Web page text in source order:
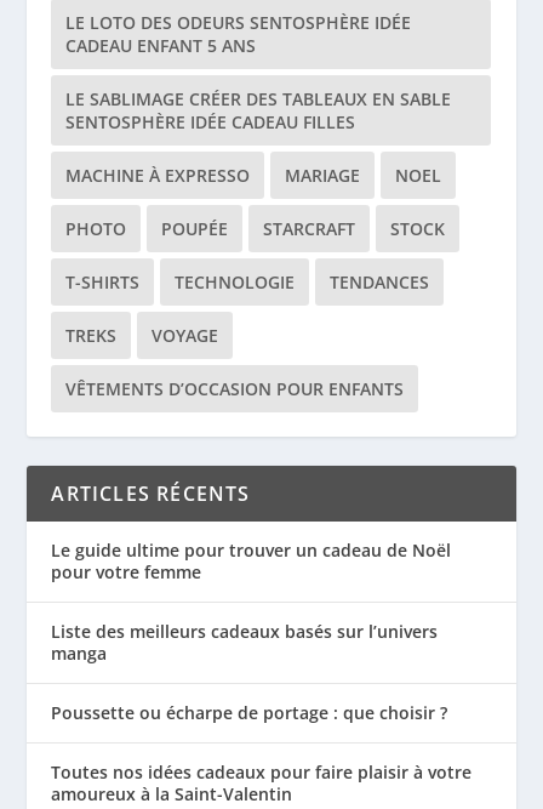
LE LOTO DES ODEURS SENTOSPHÈRE IDÉE
CADEAU ENFANT 5 ANS
LE SABLIMAGE CRÉER DES TABLEAUX EN SABLE
SENTOSPHÈRE IDÉE CADEAU FILLES
MACHINE À EXPRESSO MARIAGE NOEL
PHOTO POUPÉE STARCRAFT STOCK
T-SHIRTS TECHNOLOGIE TENDANCES
TREKS VOYAGE
VÊTEMENTS D’OCCASION POUR ENFANTS
ARTICLES RÉCENTS
Le guide ultime pour trouver un cadeau de Noël
pour votre femme
Liste des meilleurs cadeaux basés sur l’univers
manga
Poussette ou écharpe de portage : que choisir ?
Toutes nos idées cadeaux pour faire plaisir à votre
amoureux à la Saint-Valentin